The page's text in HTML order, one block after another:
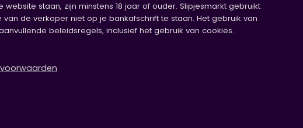
staan, zijn minstens 18 jaar of ouder. Slipjesmarkt gebruikt
de verkoper niet op je bankafschrift te staan. Het gebruik van
beleidsregels, inclusief het gebruik van cookies.